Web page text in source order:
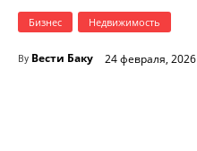
Бизнес Недвижимость
By Вести Баку 24 февраля, 2026